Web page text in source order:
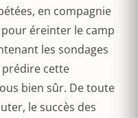
en compagnie
éreinter le camp
les sondages
cette
bien sûr. De toute
le succès des